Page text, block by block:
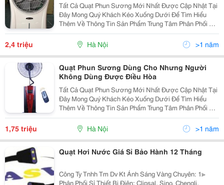
Tất Cả Quạt Phun Sương Mới Nhất Được Cập Nhật Tại
Đây Mong Quý Khách Kéo Xuống Dưới Để Tìm Hiểu
Thêm Về Thông Tin Sản Phẩm Trung Tâm Phân Phối Và
Bảo Hành Sản Phẩm Số 2 Ngõ 105/15 Doãn Kế Thiện,
Mai Dịch, Cầu Giấy, Hà Nội Đt : 0984.65.198
2,4 triệu Hà Nội >1 năm
Quạt Phun Sương Dùng Cho Nhưng Người
Không Dùng Được Điều Hòa
Tất Cả Quạt Phun Sương Mới Nhất Được Cập Nhật Tại
Đây Mong Quý Khách Kéo Xuống Dưới Để Tìm Hiểu
Thêm Về Thông Tin Sản Phẩm Trung Tâm Phân Phối Và
Bảo Hành Sản Phẩm Số 2 Ngõ 105/15 Doãn Kế Thiện,
Mai Dịch, Cầu Giấy, Hà Nội Đt : 0984.65.198
1,75 triệu Hà Nội >1 năm
Quạt Hơi Nước Giá Sỉ Bảo Hành 12 Tháng
Công Ty Tnhh Tm Dv Kt Ánh Sáng Vàng Chuyên: 1≫
Phân Phối Sỉ Thiết Bị Điện: Clipsal, Sino, Chengli,